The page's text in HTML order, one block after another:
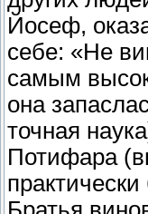
Йосеф,
себе: «Не
самым
она
точная
Потифара